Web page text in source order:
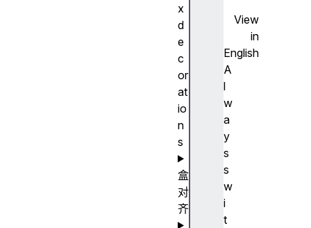
View
in
English
A
l
w
a
y
s
s
w
i
t
x
d
e
c
or
at
io
n
s
盒
对
齐